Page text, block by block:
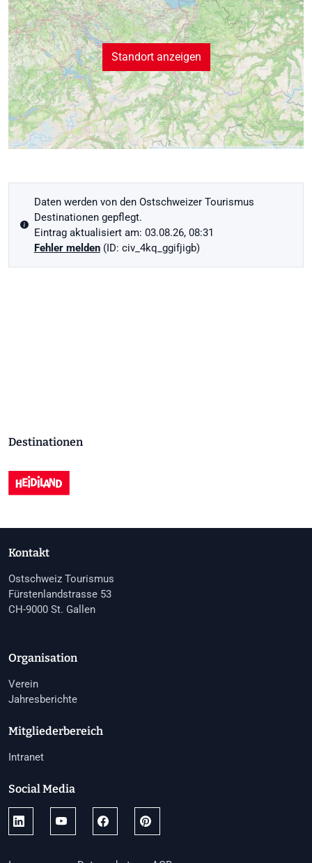
Standort anzeigen
Daten werden von den Ostschweizer Tourismus
Destinationen gepflegt.
Eintrag aktualisiert am: 03.08.26, 08:31
Fehler melden(ID: civ_4kq_ggifjigb)
Destinationen
Kontakt
Ostschweiz Tourismus
Fürstenlandstrasse 53
CH-9000 St. Gallen
Organisation
Verein
Jahresberichte
Mitgliederbereich
Intranet
Social Media